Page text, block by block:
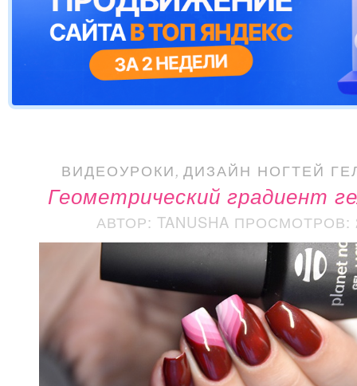
ВИДЕОУРОКИ,ДИЗАЙН НОГТЕЙ
Геометрический градиент
АВТОР: TANUSHA ПРОСМОТРОВ: